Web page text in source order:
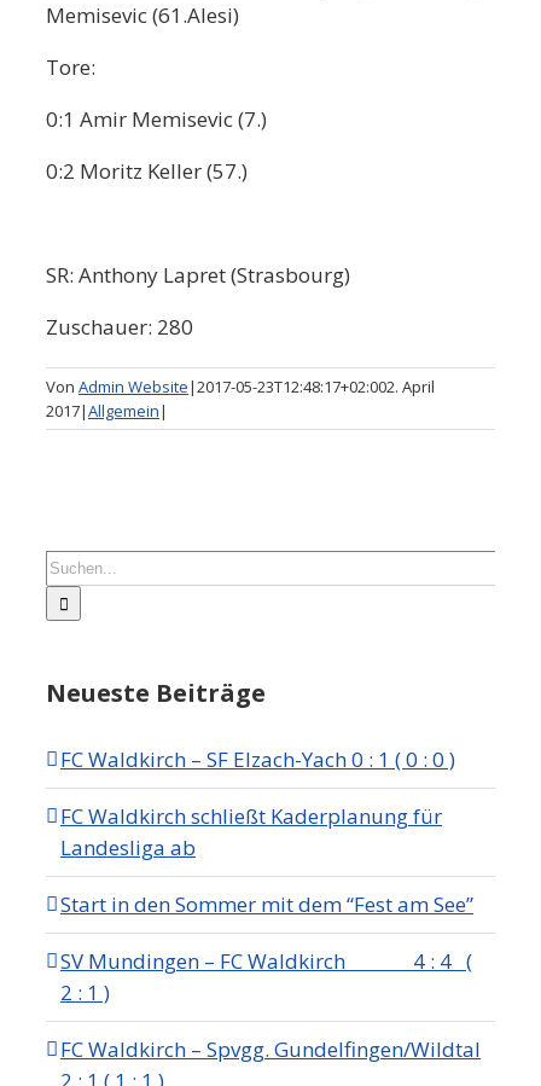
Memisevic (61.Alesi)
Tore:
0:1 Amir Memisevic (7.)
0:2 Moritz Keller (57.)
SR: Anthony Lapret (Strasbourg)
Zuschauer: 280
Von Admin Website|2017-05-23T12:48:17+02:002. April
2017|Allgemein|
Suche
nach:
Neueste Beiträge
FC Waldkirch – SF Elzach-Yach 0 : 1 ( 0 : 0 )
FC Waldkirch schließt Kaderplanung für
Landesliga ab
Start in den Sommer mit dem “Fest am See”
SV Mundingen – FC Waldkirch 4 : 4 (
2 : 1 )
FC Waldkirch – Spvgg. Gundelfingen/Wildtal